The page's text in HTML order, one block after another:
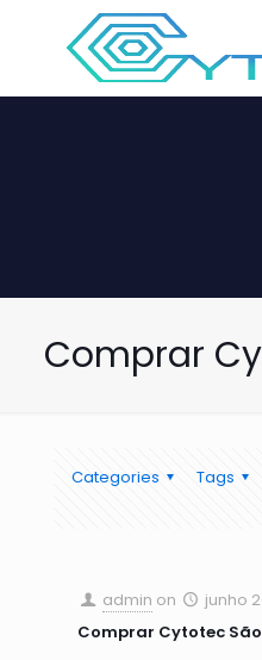
Comprar
Categories Tags
admin on
junho
Comprar Cytotec